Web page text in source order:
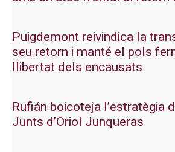
Puigdemont reivindica la
seu retorn i manté el pols
llibertat dels encausats
Rufián boicoteja l’estratègia
Junts d’Oriol Junqueras